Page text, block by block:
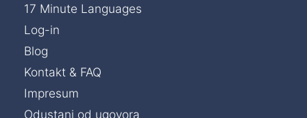
17 Minute Languages
Log-in
Blog
Kontakt & FAQ
Impresum
Odustani od ugovora